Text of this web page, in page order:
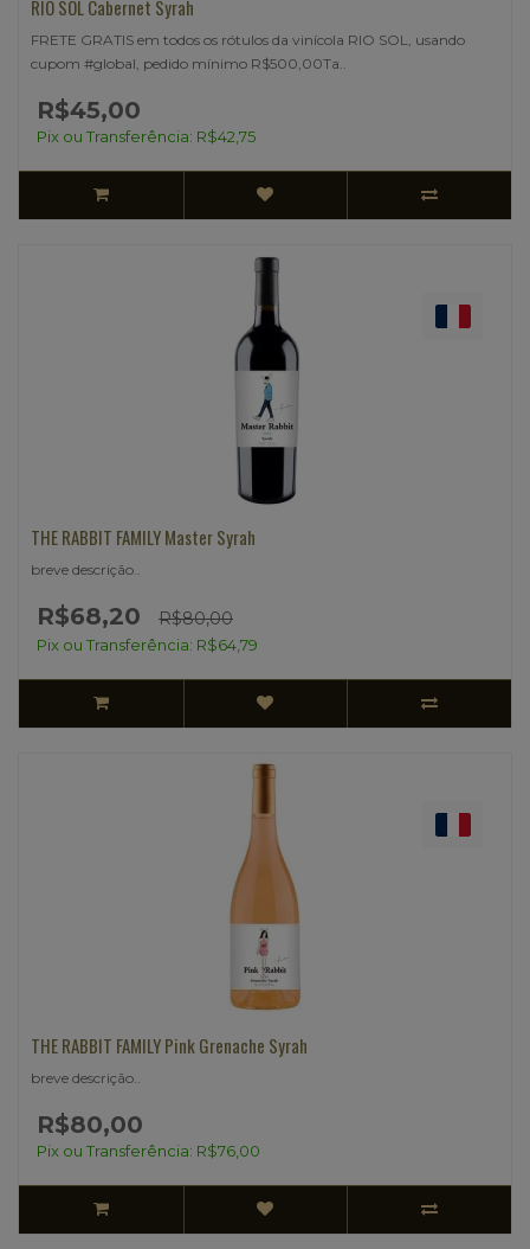
RIO SOL Cabernet Syrah
FRETE GRATIS em todos os rótulos da vinícola RIO SOL, usando
cupom #global, pedido mínimo R$500,00Ta..
R$45,00
Pix ou Transferência: R$42,75
THE RABBIT FAMILY Master Syrah
breve descrição..
R$68,20 R$80,00
Pix ou Transferência: R$64,79
THE RABBIT FAMILY Pink Grenache Syrah
breve descrição..
R$80,00
Pix ou Transferência: R$76,00